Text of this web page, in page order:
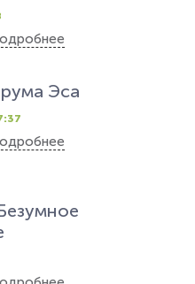
Эса